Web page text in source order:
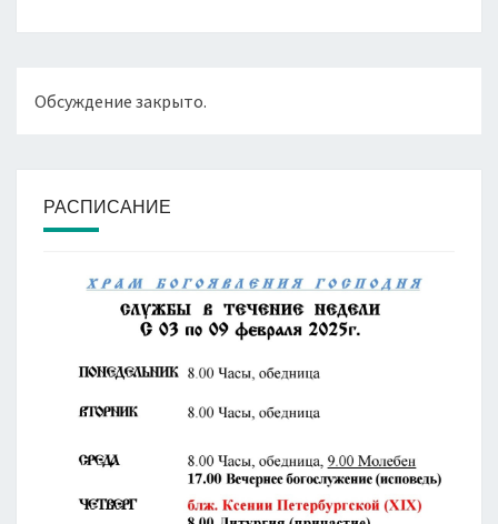
Обсуждение закрыто.
РАСПИСАНИЕ